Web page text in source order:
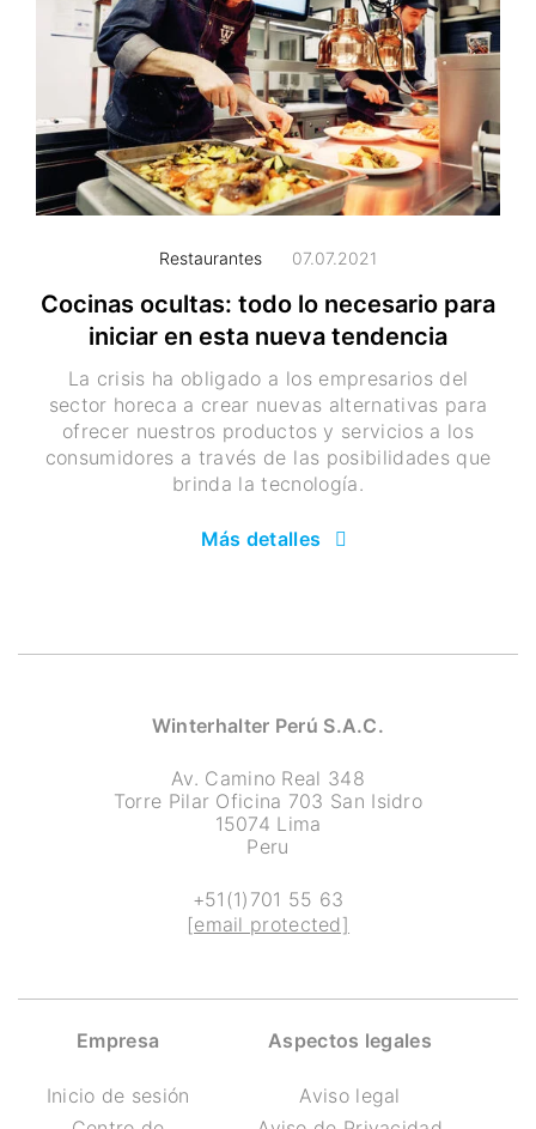
Restaurantes 07.07.2021
Cocinas ocultas: todo lo necesario para
iniciar en esta nueva tendencia
La crisis ha obligado a los empresarios del
sector horeca a crear nuevas alternativas para
ofrecer nuestros productos y servicios a los
consumidores a través de las posibilidades que
brinda la tecnología.
Más detalles
Winterhalter Perú S.A.C.
Av. Camino Real 348
Torre Pilar Oficina 703 San Isidro
15074 Lima
Peru
+51(1)701 55 63
[email protected]
Empresa
Inicio de sesión
Aspectos legales
Aviso legal